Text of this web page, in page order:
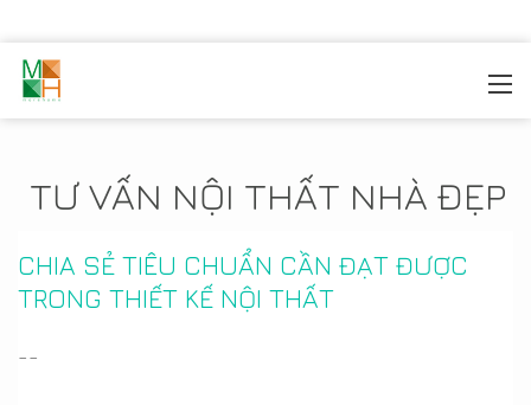
TƯ VẤN NỘI THẤT NHÀ ĐẸP
CHIA SẺ TIÊU CHUẨN CẦN ĐẠT ĐƯỢC
TRONG THIẾT KẾ NỘI THẤT
--